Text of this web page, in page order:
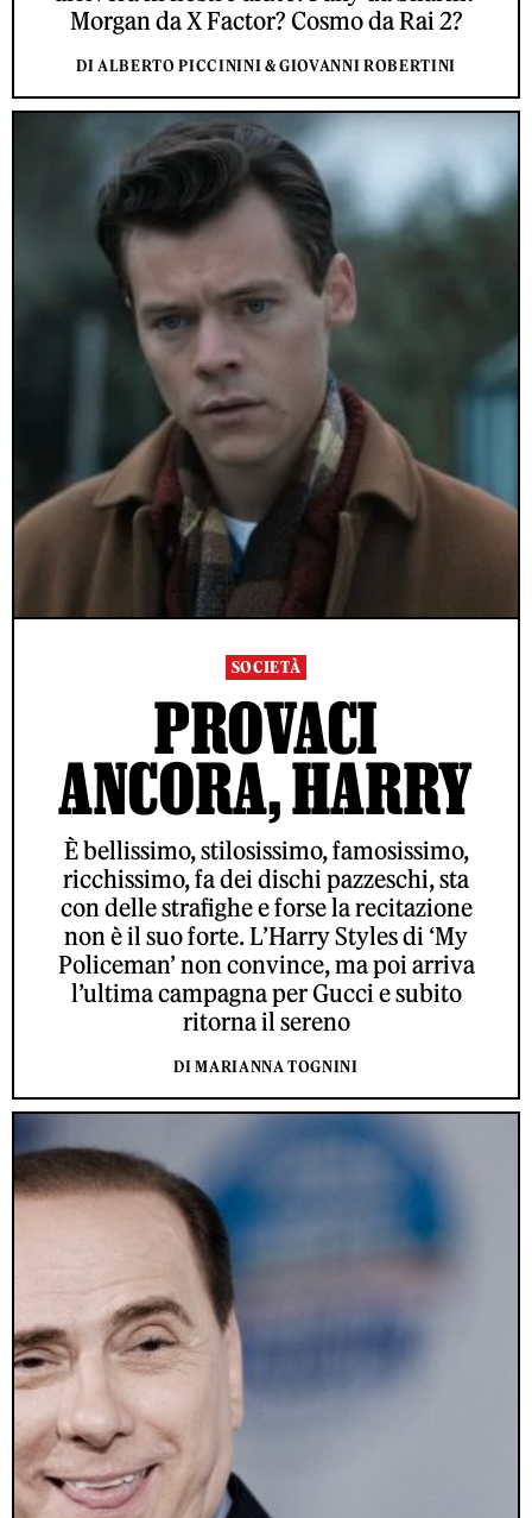
Morgan da X Factor? Cosmo da Rai 2?
DI ALBERTO PICCININI & GIOVANNI ROBERTINI
SOCIETÀ
PROVACI
ANCORA, HARRY
È bellissimo, stilosissimo, famosissimo,
ricchissimo, fa dei dischi pazzeschi, sta
con delle strafighe e forse la recitazione
non è il suo forte. L’Harry Styles di ‘My
Policeman’ non convince, ma poi arriva
l’ultima campagna per Gucci e subito
ritorna il sereno
DI MARIANNA TOGNINI